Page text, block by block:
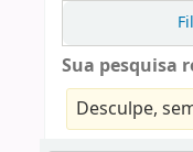
Sua pesquisa
Desculpe,